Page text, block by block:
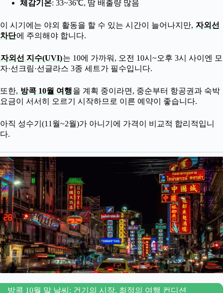
체감기온: 33~36℃, 땀 배출량 많음
이 시기에는 야외 활동을 할 수 있는 시간이 늘어나지만, 자외선
차단에 주의해야 합니다.
자외선 지수(UVI)는 10에 가까워, 오전 10시~오후 3시 사이엔 모
자·선크림·선글라스 3종 세트가 필수입니다.
또한, 방콕 10월 여행을 계획 중이라면, 중순부터 항공권과 숙박
요금이 서서히 오르기 시작하므로 이른 예약이 좋습니다.
아직 성수기(11월~2월)가 아니기에 가격이 비교적 합리적입니
다.
방콕 10월 말 날씨: 건기의 시작, 최적의 여행 컨디션